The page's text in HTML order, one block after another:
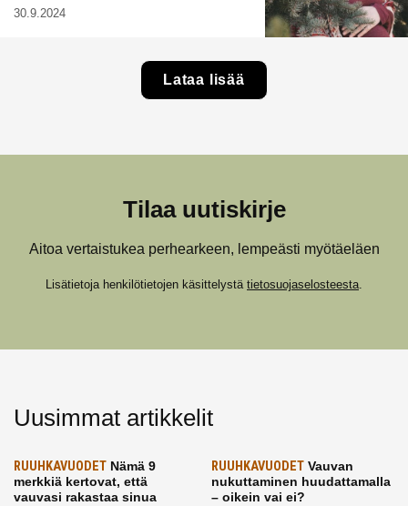
30.9.2024
Lataa lisää
Tilaa uutiskirje
Aitoa vertaistukea perhearkeen, lempeästi myötäeläen
Lisätietoja henkilötietojen käsittelystä tietosuojaselosteesta
Uusimmat artikkelit
RUUHKAVUODET Nämä 9
merkkiä kertovat, että
vauvasi rakastaa sinua
RUUHKAVUODETVauvan
nukuttaminen huudattamalla
– oikein vai ei?